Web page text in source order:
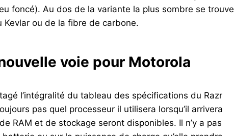
foncé). Au dos de la variante la plus sombre se trouve
ou de la fibre de carbone.
voie pour Motorola
l’intégralité du tableau des spécifications du Razr
pas quel processeur il utilisera lorsqu’il arrivera
RAM et de stockage seront disponibles. Il n’y a pas